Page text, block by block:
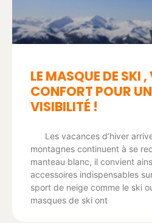
LE MASQUE DE SKI ,
CONFORT POUR
VISIBILITÉ !
Les vacances d’hiver
montagnes continuent à se
manteau blanc, il convient
accessoires indispensables
sport de neige comme le ski
masques de ski ont